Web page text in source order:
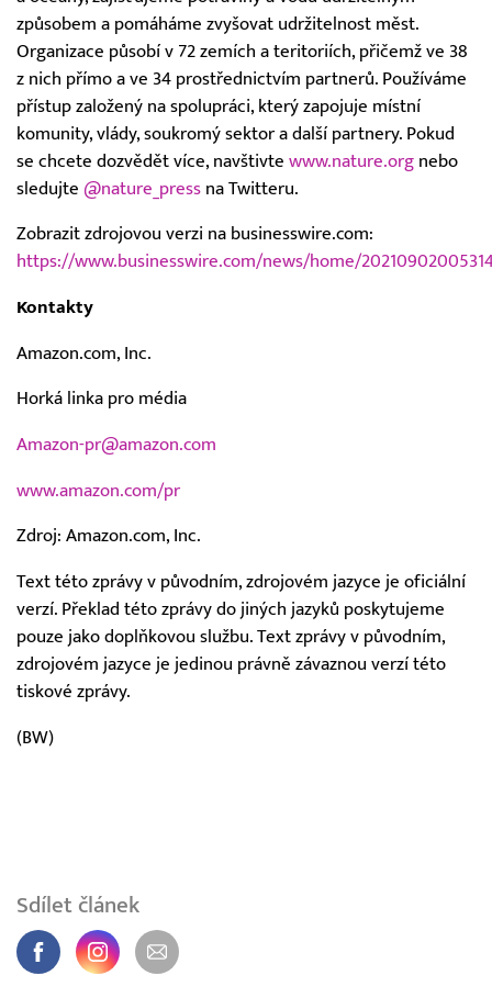
způsobem a pomáháme zvyšovat udržitelnost měst.
Organizace působí v 72 zemích a teritoriích, přičemž ve 38
z nich přímo a ve 34 prostřednictvím partnerů. Používáme
přístup založený na spolupráci, který zapojuje místní
komunity, vlády, soukromý sektor a další partnery. Pokud
se chcete dozvědět více, navštivte www.nature.org nebo
sledujte @nature_press na Twitteru.
Zobrazit zdrojovou verzi na businesswire.com:
https://www.businesswire.com/news/home/
Kontakty
Amazon.com, Inc.
Horká linka pro média
Amazon-pr@amazon.com
www.amazon.com/pr
Zdroj: Amazon.com, Inc.
Text této zprávy v původním, zdrojovém jazyce je oficiální
verzí. Překlad této zprávy do jiných jazyků poskytujeme
pouze jako doplňkovou službu. Text zprávy v původním,
zdrojovém jazyce je jedinou právně závaznou verzí této
tiskové zprávy.
(BW)
Sdílet článek